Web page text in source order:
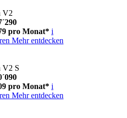
V2
pro Monat* i
Mehr entdecken
V2 S
pro Monat* i
Mehr entdecken